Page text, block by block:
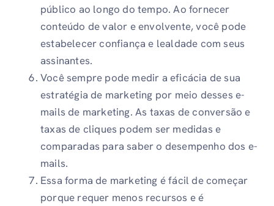
público ao longo do tempo. Ao fornecer
conteúdo de valor e envolvente, você pode
estabelecer confiança e lealdade com seus
assinantes.
Você sempre pode medir a eficácia de sua
estratégia de marketing por meio desses e-
mails de marketing. As taxas de conversão e
taxas de cliques podem ser medidas e
comparadas para saber o desempenho dos e-
mails.
Essa forma de marketing é fácil de começar
porque requer menos recursos e é